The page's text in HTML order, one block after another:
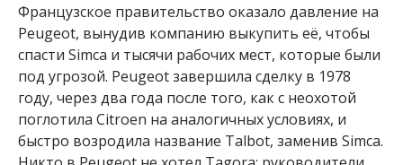
Французское правительство оказало давление на
Peugeot, вынудив компанию выкупить её, чтобы
спасти Simca и тысячи рабочих мест, которые были
под угрозой. Peugeot завершила сделку в 1978
году, через два года после того, как с неохотой
поглотила Citroen на аналогичных условиях, и
быстро возродила название Talbot, заменив Simca.